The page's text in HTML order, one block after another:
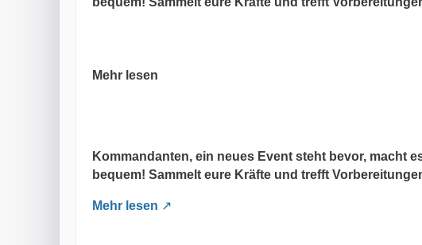
Mehr lesen
Kommandanten, ein neues Event steht bevor, macht
bequem! Sammelt eure Kräfte und trefft
Mehr lesen